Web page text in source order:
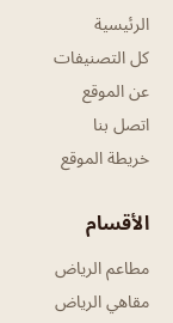
الرئيسية
كل التصنيفات
عن الموقع
اتصل بنا
خريطة الموقع
الأقسام
مطاعم الرياض
مقاهي الرياض